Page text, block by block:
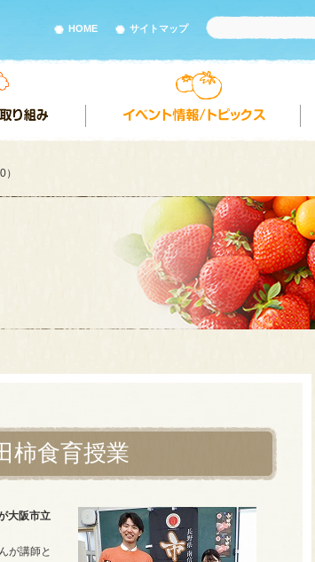
HOME サイトマップ
食育授業
大阪市立
が講師と